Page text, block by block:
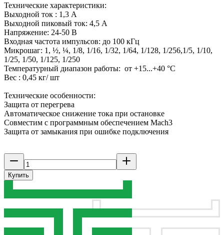
Технические характеристики:
Выходной ток : 1,3 A
Выходной пиковый ток: 4,5 А
Напряжение: 24-50 В
Входная частота импульсов: до 100 кГц
Микрошаг: 1, ½, ¼, 1/8, 1/16, 1/32, 1/64, 1/128, 1/256,1/5, 1/10,
1/25, 1/50, 1/125, 1/250
Температурный диапазон работы: от +15...+40 °C
Вес : 0,45 кг/ шт
Технические особенности:
Защита от перегрева
Автоматическое снижение тока при остановке
Совместим с программным обеспечением Mach3
Защита от замыкания при ошибке подключения
Купить